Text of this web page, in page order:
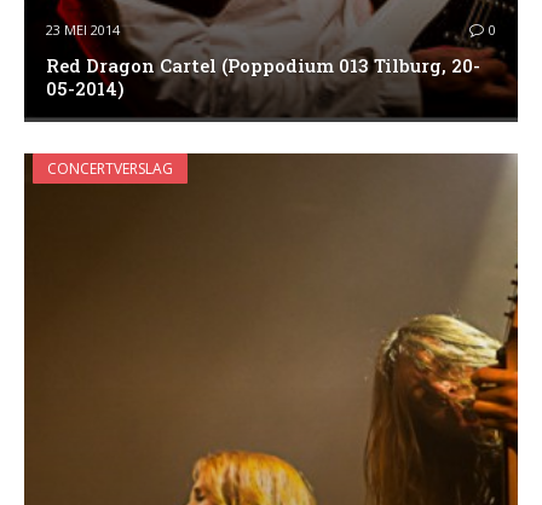
23 MEI 2014 0
Red Dragon Cartel (Poppodium 013 Tilburg, 20-
05-2014)
CONCERTVERSLAG